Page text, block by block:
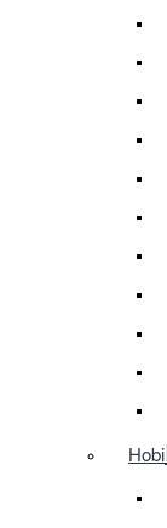
Hobi